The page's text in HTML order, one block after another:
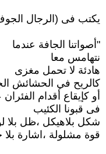
يكتب فى (الرجال
"أصواتنا الجافة عندما
نتهامس معا
هادئة لا تحمل مغزى
كالريح في الحشائش
أو كإيقاع أقدام
فى قبونا الكئيب
شكل بلاهيكل ،ظل بلا
قوة مشلولة ،اشارة